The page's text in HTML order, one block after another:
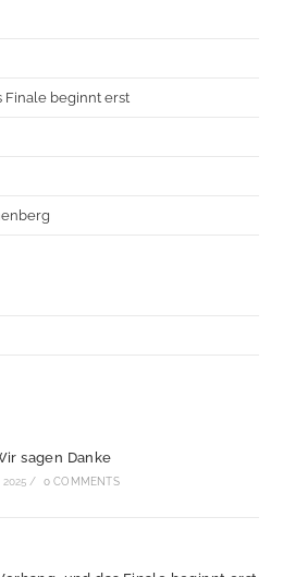
Finale beginnt erst
sagen Danke
2025 / 0 COMMENTS